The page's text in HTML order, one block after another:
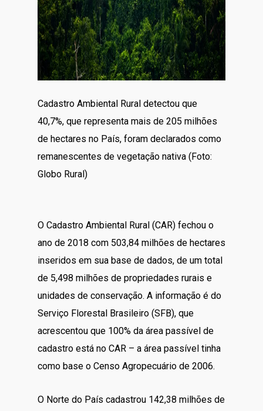
Cadastro Ambiental Rural detectou que
40,7%, que representa mais de 205 milhões
de hectares no País, foram declarados como
remanescentes de vegetação nativa (Foto:
Globo Rural)
O Cadastro Ambiental Rural (CAR) fechou o
ano de 2018 com 503,84 milhões de hectares
inseridos em sua base de dados, de um total
de 5,498 milhões de propriedades rurais e
unidades de conservação. A informação é do
Serviço Florestal Brasileiro (SFB), que
acrescentou que 100% da área passível de
cadastro está no CAR – a área passível tinha
como base o Censo Agropecuário de 2006.
O Norte do País cadastrou 142,38 milhões de